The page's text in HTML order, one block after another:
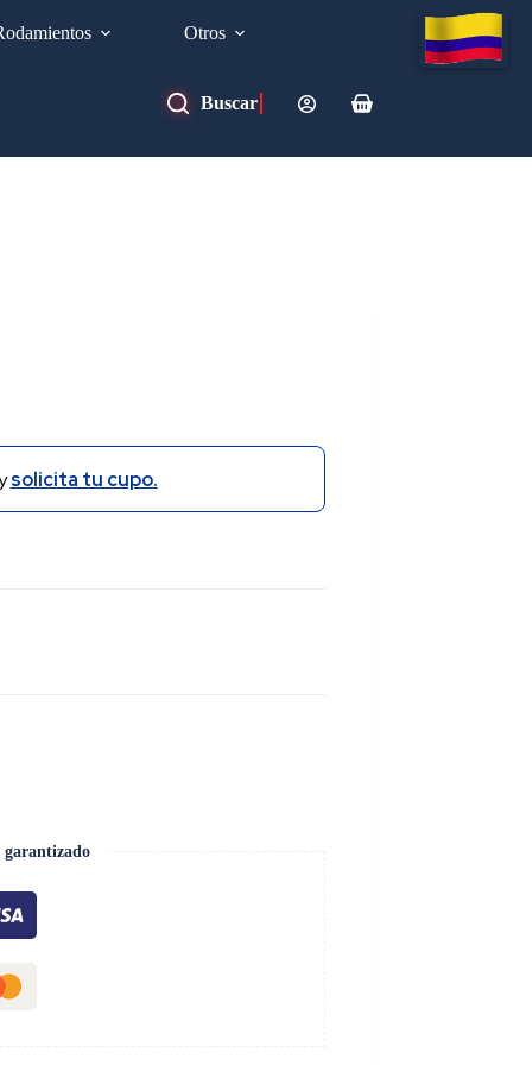
Carro
compra
Otros
solicita tu cupo.
garantizado